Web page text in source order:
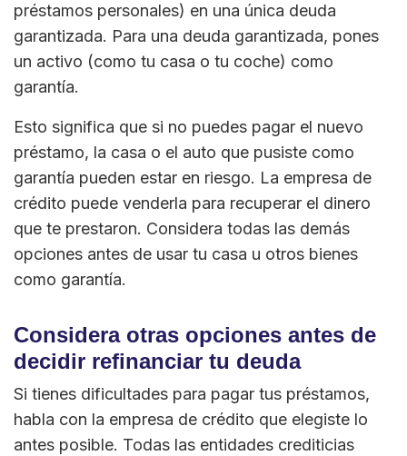
préstamos personales) en una única deuda
garantizada. Para una deuda garantizada, pones
un activo (como tu casa o tu coche) como
garantía.
Esto significa que si no puedes pagar el nuevo
préstamo, la casa o el auto que pusiste como
garantía pueden estar en riesgo. La empresa de
crédito puede venderla para recuperar el dinero
que te prestaron. Considera todas las demás
opciones antes de usar tu casa u otros bienes
como garantía.
Considera otras opciones antes de
decidir refinanciar tu deuda
Si tienes dificultades para pagar tus préstamos,
habla con la empresa de crédito que elegiste lo
antes posible. Todas las entidades crediticias